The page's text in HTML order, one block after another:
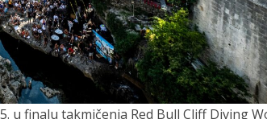
u finalu takmičenja Red Bull Cliff Diving